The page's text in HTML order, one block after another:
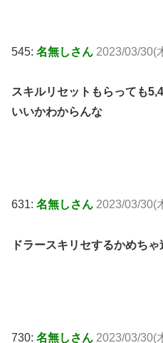
545: 名無しさん 2023/03/30(
スキルリセットもらっても
いいかわからんな
631: 名無しさん 2023/03/30(
ドラースキリセするかめちゃ
730: 名無しさん 2023/03/30(